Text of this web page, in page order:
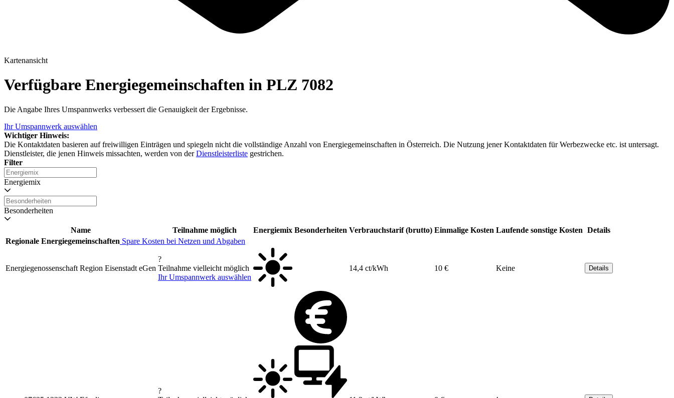
Kartenansicht
Verfügbare Energiegemeinschaften in PLZ 7082
Die Angabe Ihres Umspannwerks verbessert die Genauigkeit der Ergebnisse.
Ihr Umspannwerk auswählen
Wichtiger Hinweis:
Die Kontaktdaten basieren auf freiwilligen Einträgen und spiegeln nicht die vollständige Anzahl von Energiegemeinschaften in Österreich. Die Nutzung jener Kontaktdaten für Werbezwecke etc. ist untersagt.
Dienstleister, die jenen Hinweis missachten, werden von derDienstleisterliste gestrichen.
Filter
Energiemix
Besonderheiten
Name Teilnahme möglich Energiemix Besonderheiten Verbrauchstarif (brutto) Einmalige Kosten Laufende sonstige Kosten Details
Regionale Energiegemeinschaften Spare Kosten bei Netzen und Abgaben
Energiegenossenschaft Region Eisenstadt eGen
?
Teilnahme vielleicht möglich
Ihr Umspannwerk auswählen
14,4 ct/kWh 10 € Keine Details
?